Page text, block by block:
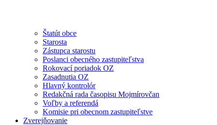
Štatút obce
Starosta
Zástupca starostu
Poslanci obecného zastupiteľstva
Rokovací poriadok OZ
Zasadnutia OZ
Hlavný kontrolór
Redakčná rada časopisu Mojmírovčan
Voľby a referendá
Komisie pri obecnom zastupiteľstve
Zverejňovanie